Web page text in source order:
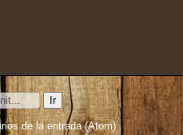
de la entrada (Atom)